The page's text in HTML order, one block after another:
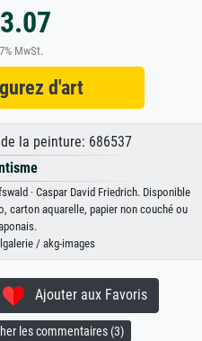
MwSt.
d'art
la peinture: 686537
· Caspar David Friedrich. Disponible
carton aquarelle, papier non couché ou
/ akg-images
Ajouter aux Favoris
les commentaires (3)